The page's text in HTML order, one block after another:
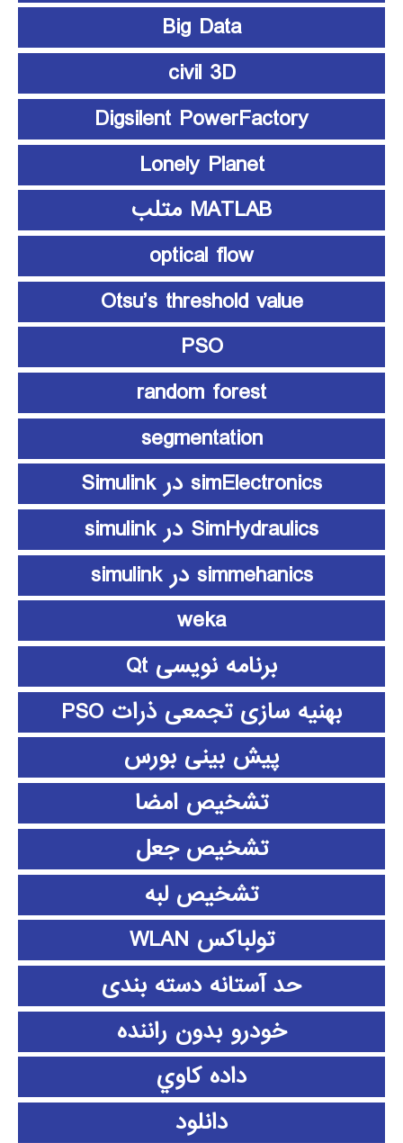
Big Data
civil 3D
Digsilent PowerFactory
Lonely Planet
MATLAB متلب
optical flow
Otsu’s threshold value
PSO
random forest
segmentation
simElectronics در Simulink
SimHydraulics در simulink
simmehanics در simulink
weka
برنامه نویسی Qt
بهنیه سازی تجمعی ذرات PSO
پیش بینی بورس
تشخیص امضا
تشخیص جعل
تشخیص لبه
تولباکس WLAN
حد آستانه دسته بندی
خودرو بدون راننده
داده كاوي
دانلود